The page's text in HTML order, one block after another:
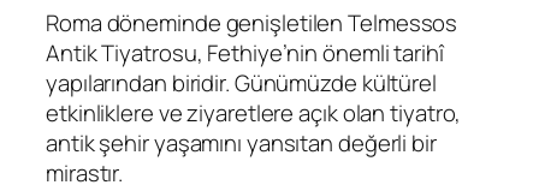
Roma döneminde genişletilen Telmessos
Antik Tiyatrosu, Fethiye’nin önemli tarihî
yapılarından biridir. Günümüzde kültürel
etkinliklere ve ziyaretlere açık olan tiyatro,
antik şehir yaşamını yansıtan değerli bir
mirastır.